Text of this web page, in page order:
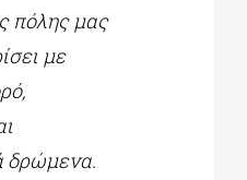
πόλης μας
με
δρώμενα.